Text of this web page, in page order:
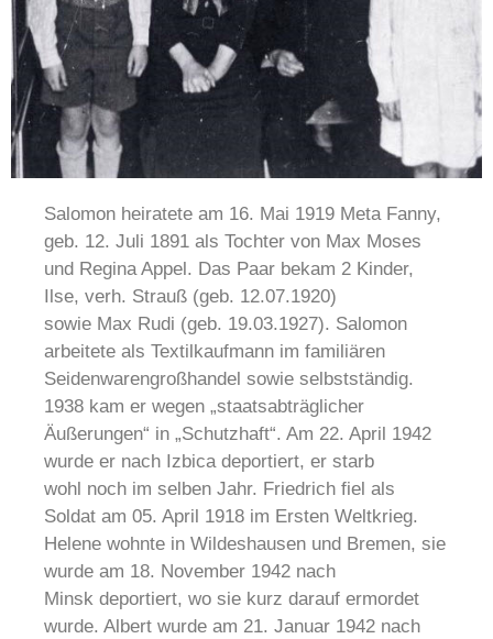
Salomon heiratete am 16. Mai 1919 Meta Fanny,
geb. 12. Juli 1891 als Tochter von Max Moses
und Regina Appel. Das Paar bekam 2 Kinder,
Ilse, verh. Strauß (geb. 12.07.1920)
sowie Max Rudi (geb. 19.03.1927). Salomon
arbeitete als Textilkaufmann im familiären
Seidenwarengroßhandel sowie selbstständig.
1938 kam er wegen „staatsabträglicher
Äußerungen“ in „Schutzhaft“. Am 22. April 1942
wurde er nach Izbica deportiert, er starb
wohl noch im selben Jahr. Friedrich fiel als
Soldat am 05. April 1918 im Ersten Weltkrieg.
Helene wohnte in Wildeshausen und Bremen, sie
wurde am 18. November 1942 nach
Minsk deportiert, wo sie kurz darauf ermordet
wurde. Albert wurde am 21. Januar 1942 nach